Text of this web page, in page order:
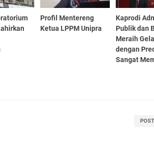
Profil Mentereng
Ketua LPPM Unipra
Kaprodi
Publik dan
Meraih
dengan
Sangat